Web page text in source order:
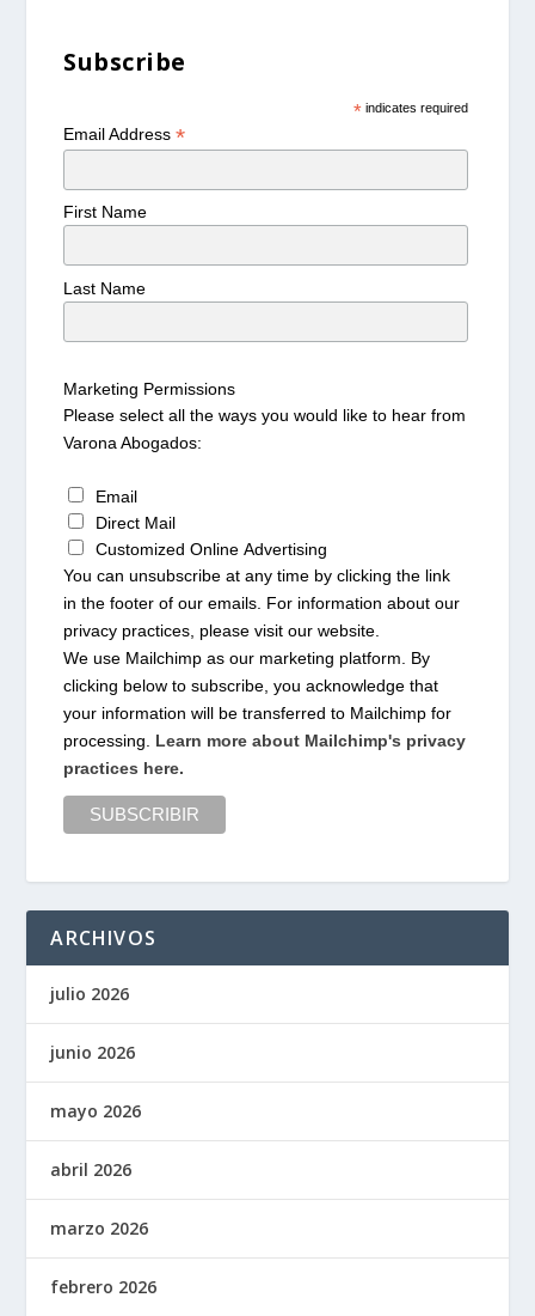
Subscribe
*indicates required
Email Address*
First Name
Last Name
Marketing Permissions
Please select all the ways you would like to hear from
Varona Abogados:
Email
Direct Mail
Customized Online Advertising
You can unsubscribe at any time by clicking the link
in the footer of our emails. For information about our
privacy practices, please visit our website.
We use Mailchimp as our marketing platform. By
clicking below to subscribe, you acknowledge that
your information will be transferred to Mailchimp for
processing. Learn more about Mailchimp's privacy
practices here.
ARCHIVOS
julio 2026
junio 2026
mayo 2026
abril 2026
marzo 2026
febrero 2026